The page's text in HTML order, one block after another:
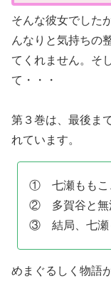
そんな彼女でした
んなりと気持ちの
てくれません。そ
て・・・
第３巻は、最後ま
れています。
① 七瀬ももこ
② 多賀谷と無
③ 結局、七瀬
めまぐるしく物語